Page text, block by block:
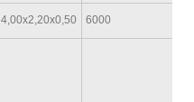
4,00x2,20x0,50 6000